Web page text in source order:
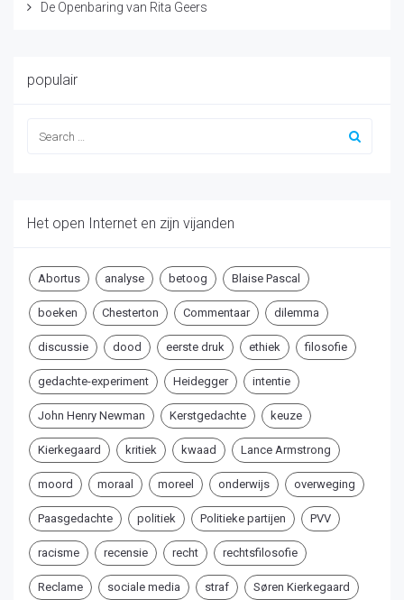
De Openbaring van Rita Geers
populair
Het open Internet en zijn vijanden
Abortus analyse betoog Blaise Pascal
boeken Chesterton Commentaar dilemma
discussie dood eerste druk ethiek filosofie
gedachte-experiment Heidegger intentie
John Henry Newman Kerstgedachte keuze
Kierkegaard kritiek kwaad Lance Armstrong
moord moraal moreel onderwijs overweging
Paasgedachte politiek Politieke partijen PVV
racisme recensie recht rechtsfilosofie
Reclame sociale media straf Søren Kierkegaard